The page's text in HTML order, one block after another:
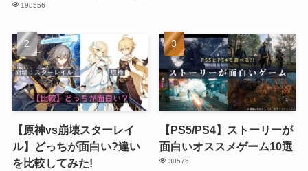
198556
【原神vs崩壊スターレイ
ル】どっちが面白い?違い
を比較してみた!
【PS5/PS4】ストーリーが
面白いオススメゲーム10選
30576